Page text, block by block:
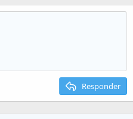
Responder